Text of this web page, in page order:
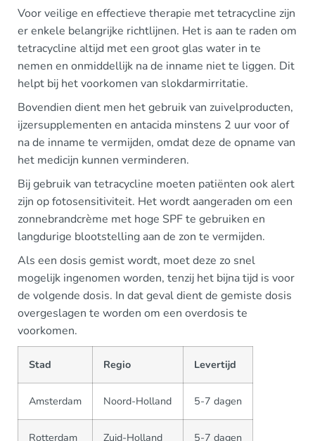
Voor veilige en effectieve therapie met tetracycline zijn
er enkele belangrijke richtlijnen. Het is aan te raden om
tetracycline altijd met een groot glas water in te
nemen en onmiddellijk na de inname niet te liggen. Dit
helpt bij het voorkomen van slokdarmirritatie.
Bovendien dient men het gebruik van zuivelproducten,
ijzersupplementen en antacida minstens 2 uur voor of
na de inname te vermijden, omdat deze de opname van
het medicijn kunnen verminderen.
Bij gebruik van tetracycline moeten patiënten ook alert
zijn op fotosensitiviteit. Het wordt aangeraden om een
zonnebrandcrème met hoge SPF te gebruiken en
langdurige blootstelling aan de zon te vermijden.
Als een dosis gemist wordt, moet deze zo snel
mogelijk ingenomen worden, tenzij het bijna tijd is voor
de volgende dosis. In dat geval dient de gemiste dosis
overgeslagen te worden om een overdosis te
voorkomen.
Stad Regio Levertijd
Amsterdam Noord-Holland 5-7 dagen
Rotterdam Zuid-Holland 5-7 dagen